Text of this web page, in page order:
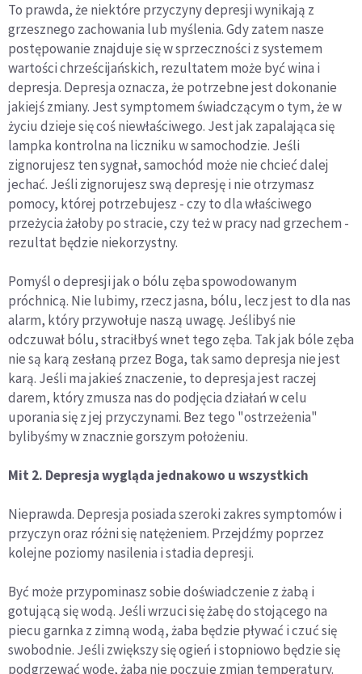
To prawda, że niektóre przyczyny depresji wynikają z
grzesznego zachowania lub myślenia. Gdy zatem nasze
postępowanie znajduje się w sprzeczności z systemem
wartości chrześcijańskich, rezultatem może być wina i
depresja. Depresja oznacza, że potrzebne jest dokonanie
jakiejś zmiany. Jest symptomem świadczącym o tym, że w
życiu dzieje się coś niewłaściwego. Jest jak zapalająca się
lampka kontrolna na liczniku w samochodzie. Jeśli
zignorujesz ten sygnał, samochód może nie chcieć dalej
jechać. Jeśli zignorujesz swą depresję i nie otrzymasz
pomocy, której potrzebujesz - czy to dla właściwego
przeżycia żałoby po stracie, czy też w pracy nad grzechem -
rezultat będzie niekorzystny.
Pomyśl o depresji jak o bólu zęba spowodowanym
próchnicą. Nie lubimy, rzecz jasna, bólu, lecz jest to dla nas
alarm, który przywołuje naszą uwagę. Jeślibyś nie
odczuwał bólu, straciłbyś wnet tego zęba. Tak jak bóle zęba
nie są karą zesłaną przez Boga, tak samo depresja nie jest
karą. Jeśli ma jakieś znaczenie, to depresja jest raczej
darem, który zmusza nas do podjęcia działań w celu
uporania się z jej przyczynami. Bez tego "ostrzeżenia"
bylibyśmy w znacznie gorszym położeniu.
Mit 2. Depresja wygląda jednakowo u wszystkich
Nieprawda. Depresja posiada szeroki zakres symptomów i
przyczyn oraz różni się natężeniem. Przejdźmy poprzez
kolejne poziomy nasilenia i stadia depresji.
Być może przypominasz sobie doświadczenie z żabą i
gotującą się wodą. Jeśli wrzuci się żabę do stojącego na
piecu garnka z zimną wodą, żaba będzie pływać i czuć się
swobodnie. Jeśli zwiększy się ogień i stopniowo będzie się
podgrzewać wodę, żaba nie poczuje zmian temperatury.